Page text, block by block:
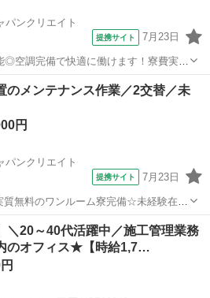
パンクリエイト
提携サイト 7月23日
◎空調完備で快適に働けます！寮費実質
30代・40代・50代在籍中 ＼株式会
専門のメンテナンス作業／2交替／未
円
パンクリエイト
提携サイト 7月23日
無料のワンルーム寮完備☆未経験在籍
40代・50代在籍中 ＼株式会社ジ
＼20～40代活躍中／施工管理業務
のオフィス★【時給1,7…